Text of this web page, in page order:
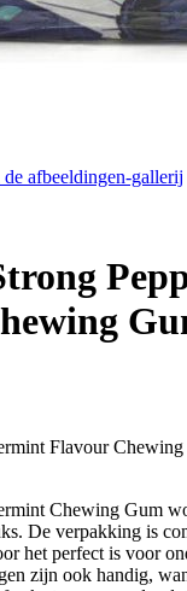
afbeeldingen-gallerij
Flavour
Chewing Gum
De verpakking is
het perfect is voor
zijn ook handig,